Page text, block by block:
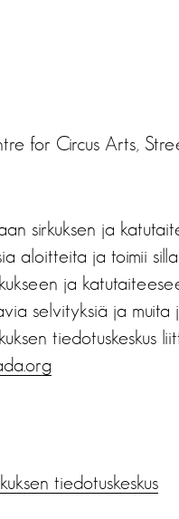
for Circus Arts,
sirkuksen ja
aloitteita ja toimii
ja
selvityksiä ja muita
tiedotuskeskus
tiedotuskeskus